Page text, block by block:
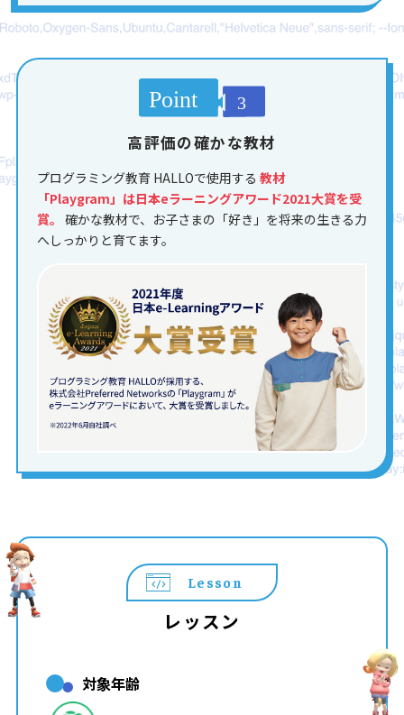
高評価の確かな教材
プログラミング教育 HALLOで使用する 教材
「Playgram」は日本eラーニングアワード2021大賞を受
賞。 確かな教材で、お子さまの「好き」を将来の生きる力
へしっかりと育てます。
Lesson
レッスン
対象年齢